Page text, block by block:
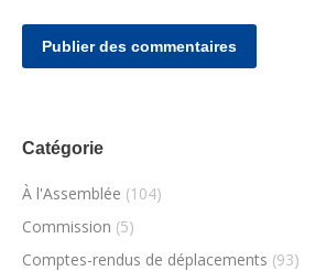
Publier des commentaires
Catégorie
À l'Assemblée (104)
Commission (5)
Comptes-rendus de déplacements (93)